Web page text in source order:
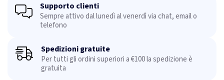
Supporto clienti
Sempre attivo dal lunedì al venerdì via chat, email o
telefono
Spedizioni gratuite
Per tutti gli ordini superiori a €100 la spedizione è
gratuita